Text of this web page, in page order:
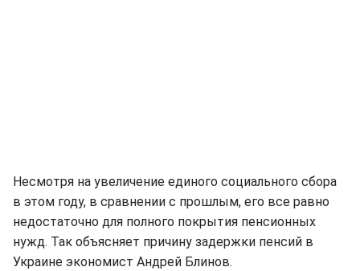
Несмотря на увеличение единого социального сбора
в этом году, в сравнении с прошлым, его все равно
недостаточно для полного покрытия пенсионных
нужд. Так объясняет причину задержки пенсий в
Украине экономист Андрей Блинов.